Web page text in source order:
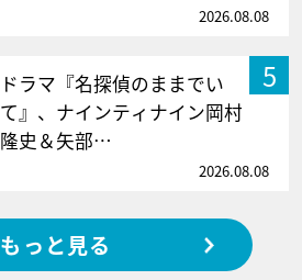
2026.08.08
5
ドラマ『名探偵のままでい
て』、ナインティナイン岡村
隆史＆矢部…
2026.08.08
もっと見る